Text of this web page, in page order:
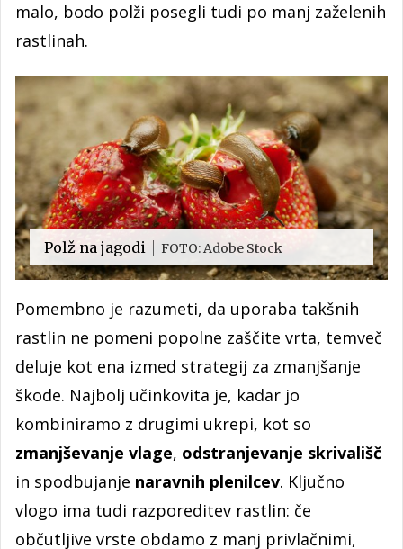
malo, bodo polži posegli tudi po manj zaželenih
rastlinah.
Polž na jagodi FOTO: Adobe Stock
Pomembno je razumeti, da uporaba takšnih
rastlin ne pomeni popolne zaščite vrta, temveč
deluje kot ena izmed strategij za zmanjšanje
škode. Najbolj učinkovita je, kadar jo
kombiniramo z drugimi ukrepi, kot so
zmanjševanje vlage, odstranjevanje skrivališč
in spodbujanje naravnih plenilcev. Ključno
vlogo ima tudi razporeditev rastlin: če
občutljive vrste obdamo z manj privlačnimi,